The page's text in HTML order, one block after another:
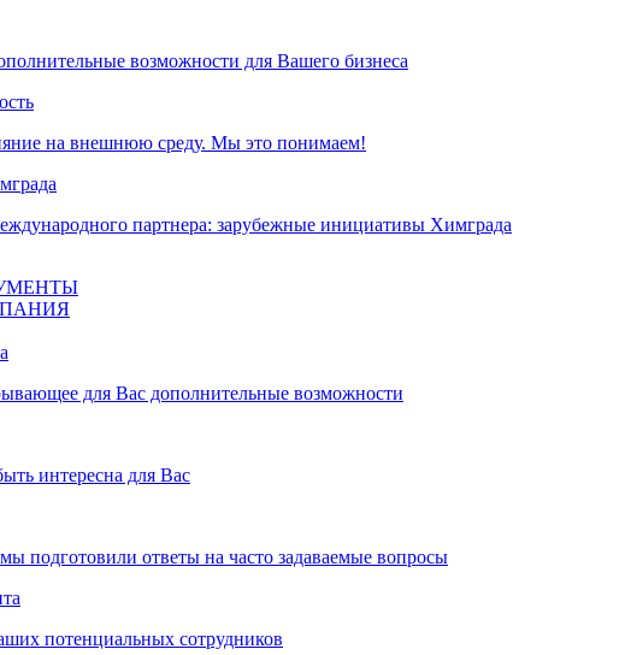
возможности для Вашего бизнеса
на внешнюю среду. Мы это понимаем!
партнера: зарубежные инициативы Химграда
для Вас дополнительные возможности
интересна для Вас
подготовили ответы на часто задаваемые вопросы
потенциальных сотрудников